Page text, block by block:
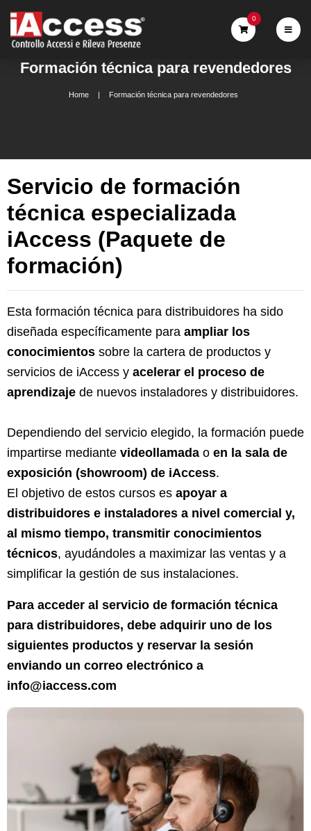
0
Formación técnica para revendedores
Home Formación técnica para revendedores
Servicio de formación
técnica especializada
iAccess (Paquete de
formación)
Esta formación técnica para distribuidores ha sido
diseñada específicamente para ampliar los
conocimientos sobre la cartera de productos y
servicios de iAccess y acelerar el proceso de
aprendizaje de nuevos instaladores y distribuidores.
Dependiendo del servicio elegido, la formación puede
impartirse mediante videollamada o en la sala de
exposición (showroom) de iAccess.
El objetivo de estos cursos es apoyar a
distribuidores e instaladores a nivel comercial y,
al mismo tiempo, transmitir conocimientos
técnicos, ayudándoles a maximizar las ventas y a
simplificar la gestión de sus instalaciones.
Para acceder al servicio de formación técnica
para distribuidores, debe adquirir uno de los
siguientes productos y reservar la sesión
enviando un correo electrónico a
info@iaccess.com